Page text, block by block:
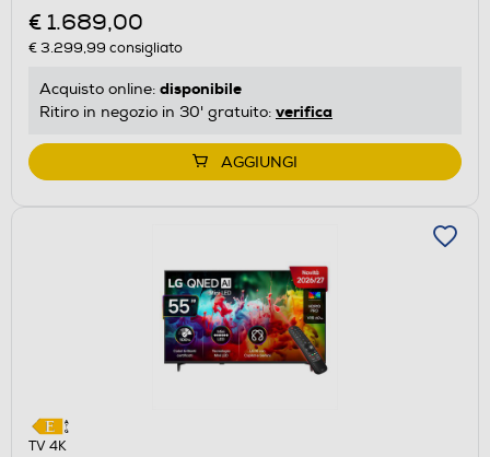
€ 1.689,00
€ 3.299,99 consigliato
Acquisto online: disponibile
Ritiro in negozio in 30' gratuito: verifica
AGGIUNGI
TV 4K